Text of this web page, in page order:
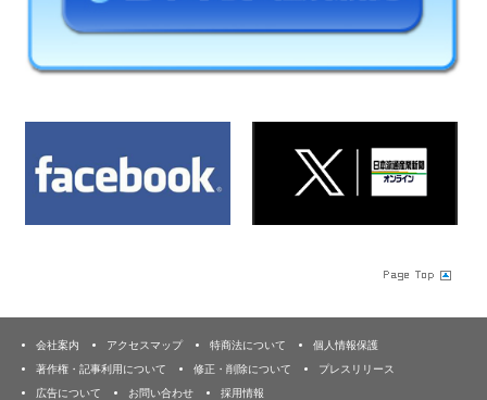
会社案内 アクセスマップ 特商法について
個人情報保護
著作権・記事利用について
修正・削除について
プレスリリース
広告について
お問い合わせ 採用情報